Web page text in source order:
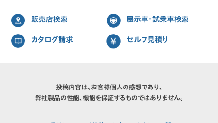
販売店検索 展示車・試乗車検索
カタログ請求 セルフ見積り
投稿内容は、お客様個人の感想であり、
弊社製品の性能、機能を保証するものではありません。